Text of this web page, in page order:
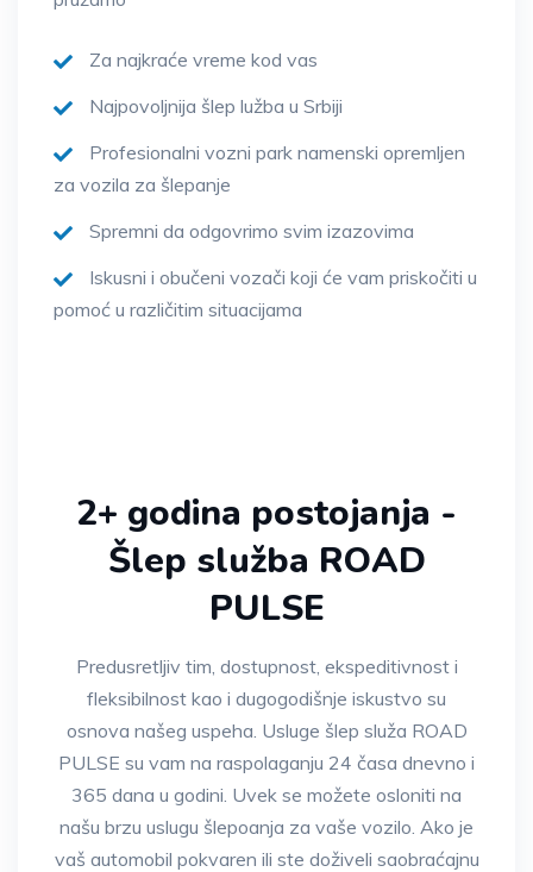
Za najkraće vreme kod vas
Najpovoljnija šlep lužba u Srbiji
Profesionalni vozni park namenski opremljen
za vozila za šlepanje
Spremni da odgovrimo svim izazovima
Iskusni i obučeni vozači koji će vam priskočiti u
pomoć u različitim situacijama
2+ godina postojanja -
Šlep služba ROAD
PULSE
Predusretljiv tim, dostupnost, ekspeditivnost i
fleksibilnost kao i dugogodišnje iskustvo su
osnova našeg uspeha. Usluge šlep služa ROAD
PULSE su vam na raspolaganju 24 časa dnevno i
365 dana u godini. Uvek se možete osloniti na
našu brzu uslugu šlepoanja za vaše vozilo. Ako je
vaš automobil pokvaren ili ste doživeli saobraćajnu